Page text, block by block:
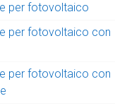
per fotovoltaico
per fotovoltaico con
per fotovoltaico con